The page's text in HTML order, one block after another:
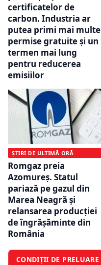
certificatelor de
carbon. Industria ar
putea primi mai multe
permise gratuite și un
termen mai lung
pentru reducerea
emisiilor
ȘTIRI DE ULTIMĂ ORĂ
Romgaz preia
Azomureș. Statul
pariază pe gazul din
Marea Neagră și
relansarea producției
de îngrășăminte din
România
CONDIȚII DE PRELUARE